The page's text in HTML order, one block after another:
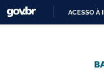
Skip to main content
ACESSO À